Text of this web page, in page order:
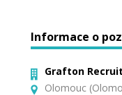
Informace o
Grafton
Olomouc